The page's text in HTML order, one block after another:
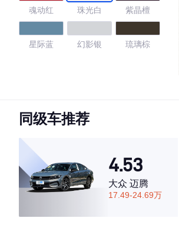
魂动红 珠光白 紫晶檀
星际蓝 幻影银 琉璃棕
·内饰表现较为优秀，优于71%同级车
·空间表现一般，低于61%同级车
同级车推荐
4.53
大众 迈腾
17.49-24.69万